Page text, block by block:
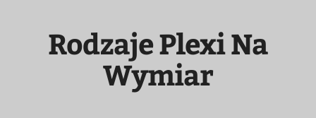
Rodzaje Plexi Na
Wymiar